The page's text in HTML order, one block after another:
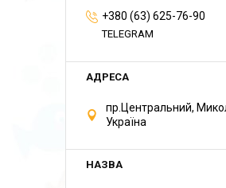
+380 (63) 625-76-90
TELEGRAM
пр.Центральний,
Україна